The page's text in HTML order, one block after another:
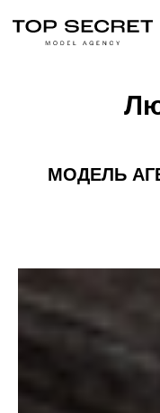
МОДЕЛЬ